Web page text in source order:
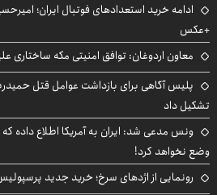
ادامه خرید استعدادهای فوتبال ایران؛
+عکس
معاون اردوغان: توافق امنیتی مکه ساختاری
پلیس آگاهی برای بازداشت عوامل قتل
تشکیل داد
ونس مدعی شد: ایران به آمریکا اطلاع داده
وضع نخواهد کرد!
رونمایی از اژدهای سرخ؛ خرید جدید